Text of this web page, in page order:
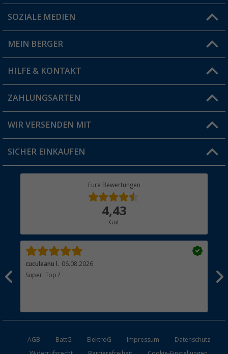
Du hast eine Frage?
Filiale finden
SOZIALE MEDIEN
MEIN BERGER
Vorteilskarte
Blog
Jobs & Karriere
HILFE & KONTAKT
FAQ & Kontakt
Versandinformationen
Rücksendung
ZAHLUNGSARTEN
WIR VERSENDEN MIT
SICHER EINKAUFEN
Eure Bewertungen
4,43
Gut
cuculeanu l. 06.08.2026
Super. Top ?
AGB BattG ElektroG Impressum
Datenschutz